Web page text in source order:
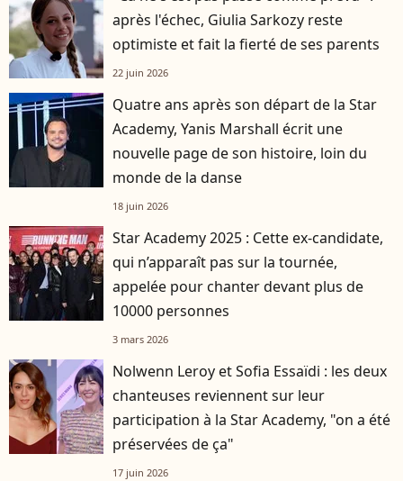
après l'échec, Giulia Sarkozy reste
optimiste et fait la fierté de ses parents
22 juin 2026
Quatre ans après son départ de la Star
Academy, Yanis Marshall écrit une
nouvelle page de son histoire, loin du
monde de la danse
18 juin 2026
Star Academy 2025 : Cette ex-candidate,
qui n’apparaît pas sur la tournée,
appelée pour chanter devant plus de
10000 personnes
3 mars 2026
Nolwenn Leroy et Sofia Essaïdi : les deux
chanteuses reviennent sur leur
participation à la Star Academy, "on a été
préservées de ça"
17 juin 2026